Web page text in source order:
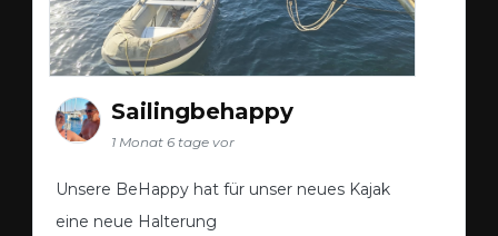
Sailingbehappy
1 Monat 6 tage vor
Unsere BeHappy hat für unser neues Kajak
eine neue Halterung